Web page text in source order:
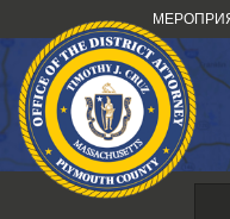
к
содержанию